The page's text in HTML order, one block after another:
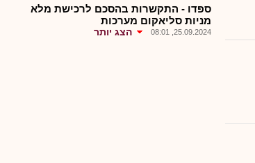
ספדו - התקשרות בהסכם לרכישת מלא
מניות סליאקום מערכות
25.09.2024, 08:01 הצג יותר